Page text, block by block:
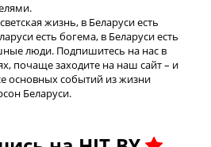
жизнь, в Беларуси есть
есть богема, в Беларуси есть
люди. Подпишитесь на нас в
почаще заходите на наш сайт – и
основных событий из жизни
Беларуси.